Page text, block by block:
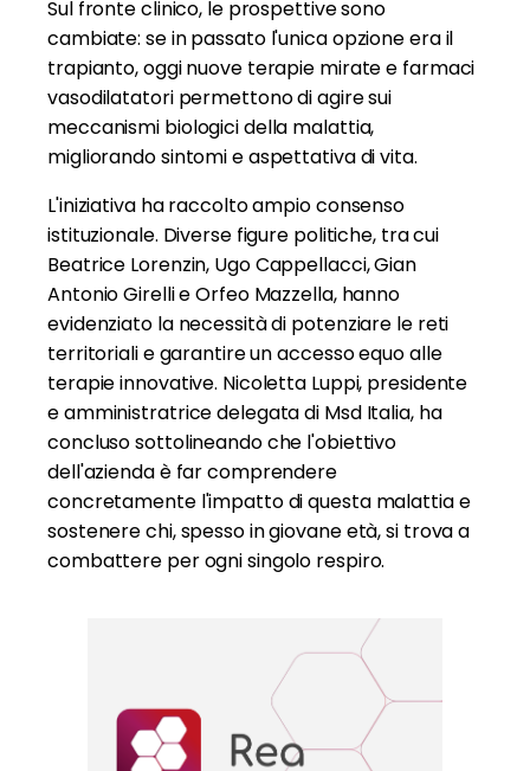
Sul fronte clinico, le prospettive sono
cambiate: se in passato l'unica opzione era il
trapianto, oggi nuove terapie mirate e farmaci
vasodilatatori permettono di agire sui
meccanismi biologici della malattia,
migliorando sintomi e aspettativa di vita.
L'iniziativa ha raccolto ampio consenso
istituzionale. Diverse figure politiche, tra cui
Beatrice Lorenzin, Ugo Cappellacci, Gian
Antonio Girelli e Orfeo Mazzella, hanno
evidenziato la necessità di potenziare le reti
territoriali e garantire un accesso equo alle
terapie innovative. Nicoletta Luppi, presidente
e amministratrice delegata di Msd Italia, ha
concluso sottolineando che l'obiettivo
dell'azienda è far comprendere
concretamente l'impatto di questa malattia e
sostenere chi, spesso in giovane età, si trova a
combattere per ogni singolo respiro.